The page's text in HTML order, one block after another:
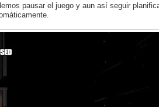
pausar el juego y aun así seguir